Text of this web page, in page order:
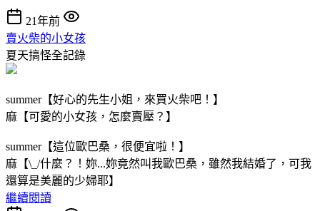
21年前
賣火柴的小女孩
夏天搞怪全記錄
summer【好心的先生小姐，來買火柴吧！】
麻【可愛的小女孩，怎麼賣壓？】
summer【這位歐巴桑，很便宜啦！】
麻【\_/什麼？！妳...妳竟然叫我歐巴桑，雖然我結婚了，可我
還算是美麗的少婦耶】
繼續閱讀